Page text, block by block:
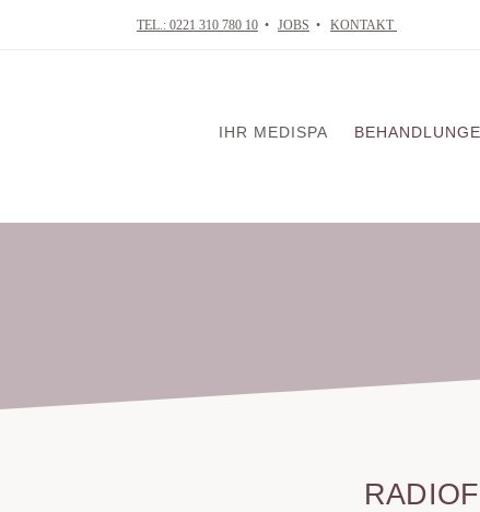
TEL.: 0221 310 780 10 • JOBS • KONTAKT
IHR MEDISPA
Chemical